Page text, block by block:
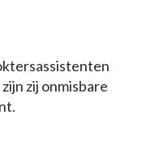
zij onmisbare